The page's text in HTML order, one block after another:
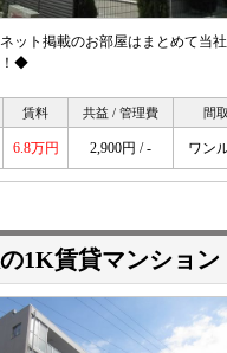
ット掲載のお部屋はまとめて当
！◆
賃料 共益 / 管理費 間
6.8万円 2,900円 / - ワン
1K賃貸マンション